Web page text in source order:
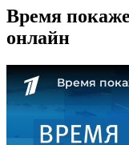
Время
онлайн